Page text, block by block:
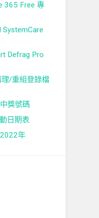
365 Free 專
SystemCare
Defrag Pro
理/重組登錄檔
獎號碼
日期表
年